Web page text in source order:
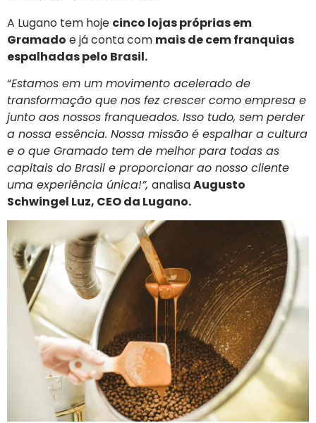
A Lugano tem hoje cinco lojas próprias em
Gramado e já conta com mais de cem franquias
espalhadas pelo Brasil.
“Estamos em um movimento acelerado de
transformação que nos fez crescer como empresa e
junto aos nossos franqueados. Isso tudo, sem perder
a nossa essência. Nossa missão é espalhar a cultura
e o que Gramado tem de melhor para todas as
capitais do Brasil e proporcionar ao nosso cliente
uma experiência única!”, analisaAugusto
Schwingel Luz, CEO da Lugano.